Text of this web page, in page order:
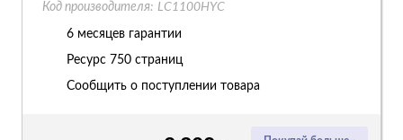
Код производителя: LC1100HYC
6 месяцев гарантии
Ресурс 750 страниц
Сообщить о поступлении товара